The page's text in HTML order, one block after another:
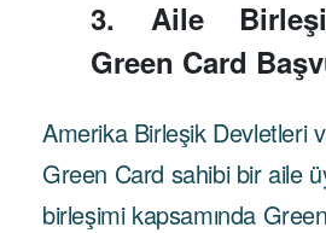
3. Aile
Green Card
Amerika Birleşik Devletleri
Green Card sahibi bir aile
birleşimi kapsamında